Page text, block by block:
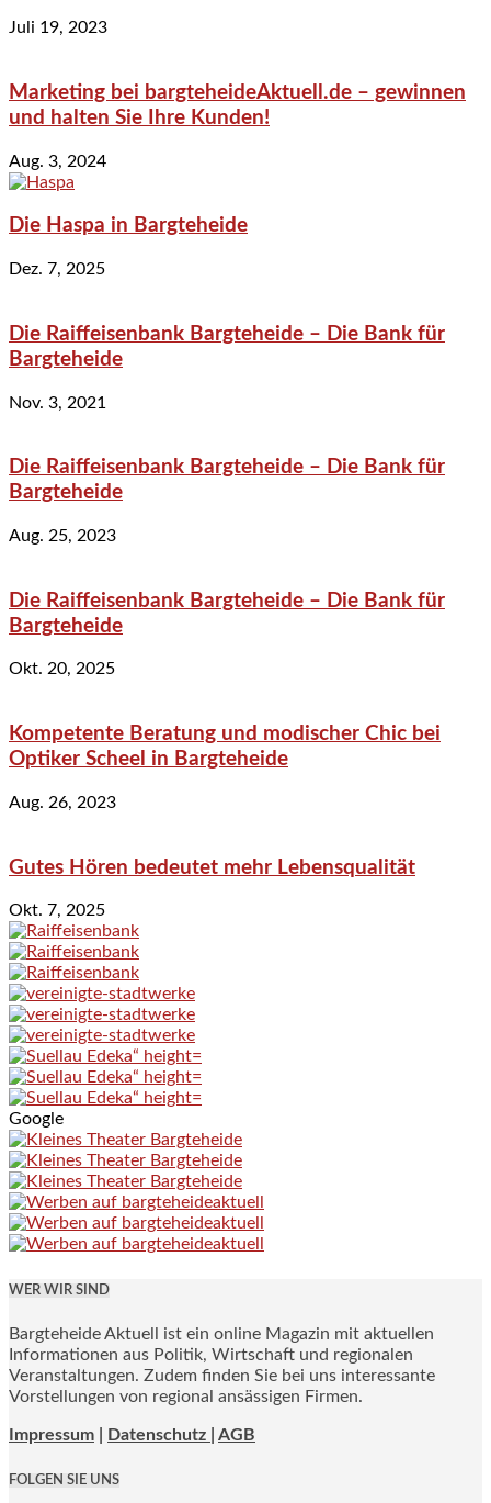
Juli 19, 2023
Marketing bei bargteheideAktuell.de – gewinnen
und halten Sie Ihre Kunden!
Aug. 3, 2024
Die Haspa in Bargteheide
Dez. 7, 2025
Die Raiffeisenbank Bargteheide – Die Bank für
Bargteheide
Nov. 3, 2021
Die Raiffeisenbank Bargteheide – Die Bank für
Bargteheide
Aug. 25, 2023
Die Raiffeisenbank Bargteheide – Die Bank für
Bargteheide
Okt. 20, 2025
Kompetente Beratung und modischer Chic bei
Optiker Scheel in Bargteheide
Aug. 26, 2023
Gutes Hören bedeutet mehr Lebensqualität
Okt. 7, 2025
Google
WER WIR SIND
Bargteheide Aktuell ist ein online Magazin mit aktuellen
Informationen aus Politik, Wirtschaft und regionalen
Veranstaltungen. Zudem finden Sie bei uns interessante
Vorstellungen von regional ansässigen Firmen.
Impressum Datenschutz | AGB
FOLGEN SIE UNS